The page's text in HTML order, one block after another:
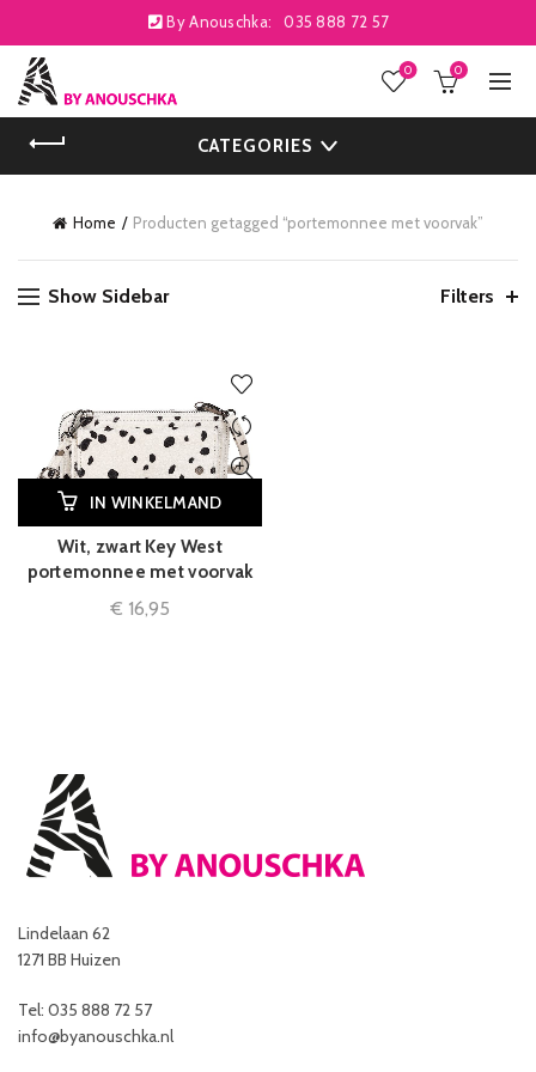
By Anouschka: 035 888 72 57
0 0
CATEGORIES
Home Producten getagged “portemonnee met voorvak”
Show Sidebar Filters
IN WINKELMAND
Wit, zwart Key West
portemonnee met voorvak
€ 16,95
Lindelaan 62
1271 BB Huizen
Tel: 035 888 72 57
info@byanouschka.nl